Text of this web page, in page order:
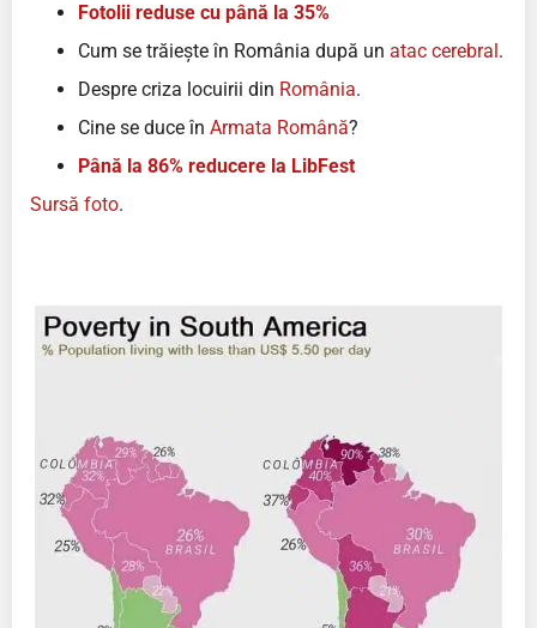
Fotolii reduse cu până la 35%
Cum se trăiește în România după un atac cerebral.
Despre criza locuirii din România.
Cine se duce în Armata Română?
Până la 86% reducere la LibFest
Sursă foto.